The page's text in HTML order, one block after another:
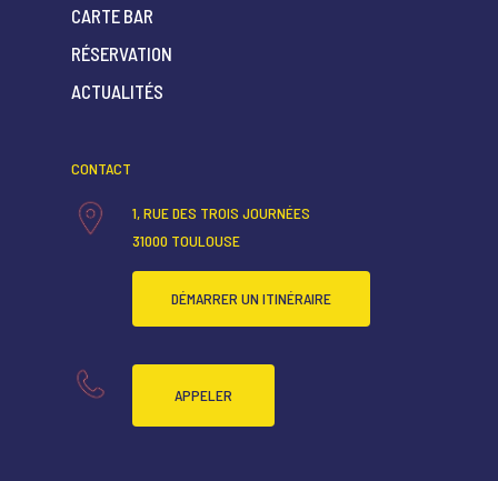
CARTE BAR
RÉSERVATION
ACTUALITÉS
CONTACT
1, RUE DES TROIS JOURNÉES
31000 TOULOUSE
DÉMARRER UN ITINÉRAIRE
APPELER
ACTUALITÉS